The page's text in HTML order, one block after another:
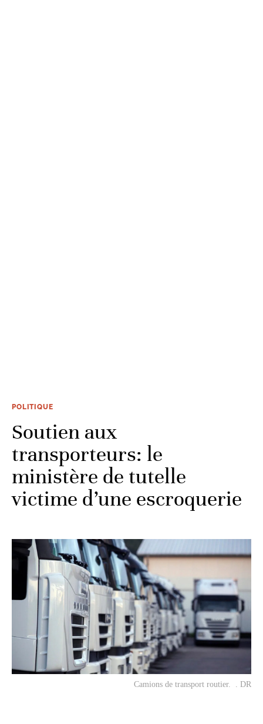
POLITIQUE
Soutien aux
transporteurs: le
ministère de tutelle
victime d’une escroquerie
Camions de transport routier. . DR